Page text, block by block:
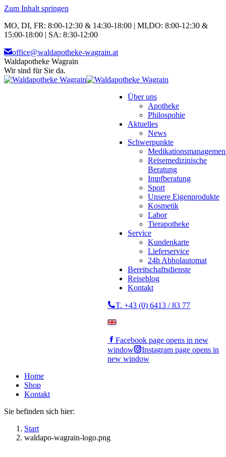
Zum Inhalt springen
MO, DI, FR: 8:00-12:30 & 14:30-18:00 | MI,DO: 8:00-12:30 &
15:00-18:00 | SA: 8:30-12:00
office@waldapotheke-wagrain.at
Waldapotheke Wagrain
Wir sind für Sie da.
Über uns
Apotheke
Philospohie
Aktuelles
News
Schwerpunkte
Reisemedizinische
Beratung
Impfberatung
Sport
Unsere Eigenprodukte
Kosmetik
Labor
Tierapotheke
Service
Kundenkarte
Lieferservice
24h Abholautomat
Bereitschaftsdienste
Reiseblog
Kontakt
T. +43 (0) 6413 / 83 77
Facebook page opens in new
window
Instagram page opens in
new window
Home
Shop
Kontakt
Sie befinden sich hier:
Start
waldapo-wagrain-logo.png